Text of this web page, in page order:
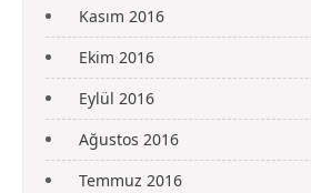
Kasım 2016
Ekim 2016
Eylül 2016
Ağustos 2016
Temmuz 2016